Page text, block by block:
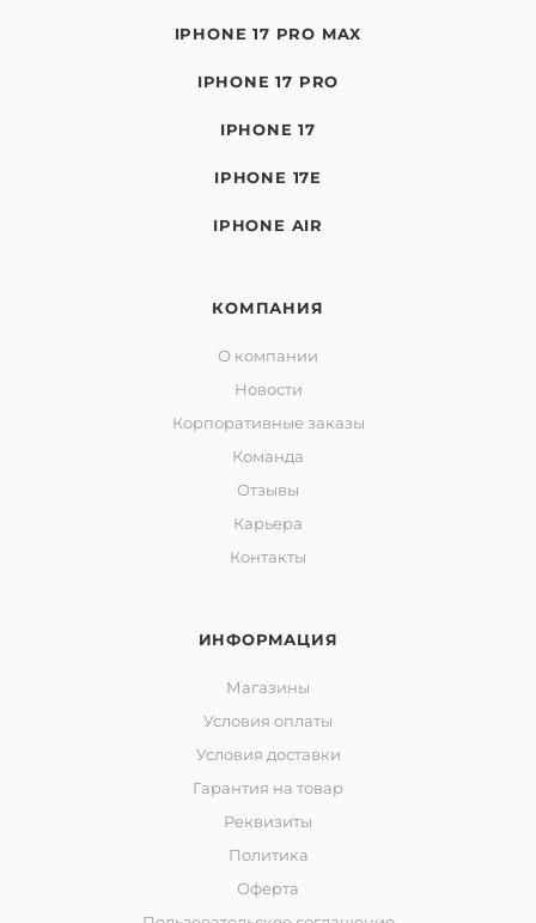
IPHONE 17 PRO MAX
IPHONE 17 PRO
IPHONE 17
IPHONE 17E
IPHONE AIR
КОМПАНИЯ
О компании
Новости
Корпоративные заказы
Команда
Отзывы
Карьера
Контакты
ИНФОРМАЦИЯ
Магазины
Условия оплаты
Условия доставки
Гарантия на товар
Реквизиты
Политика
Оферта